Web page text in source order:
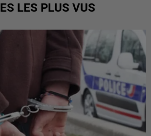
LES PLUS VUS